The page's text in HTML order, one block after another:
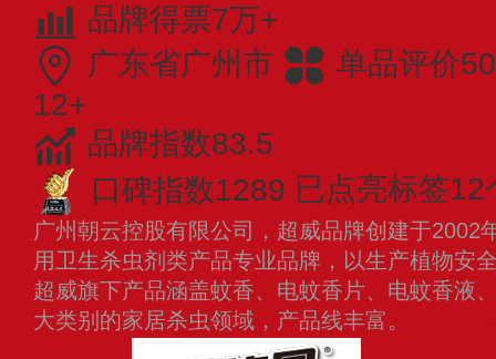
品牌得票7万+
广东省广州市
单品评价
12+
品牌指数83.5
口碑指数1289 已点亮标签12
广州朝云控股有限公司，超威品牌创建于2002
用卫生杀虫剂类产品专业品牌，以生产植物安
超威旗下产品涵盖蚊香、电蚊香片、电蚊香液
大类别的家居杀虫领域，产品线丰富。